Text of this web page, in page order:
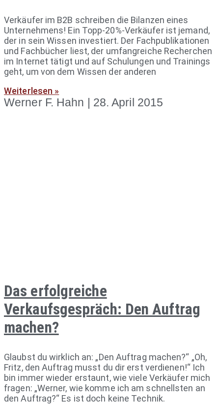
Verkäufer im B2B schreiben die Bilanzen eines
Unternehmens! Ein Topp-20%-Verkäufer ist jemand,
der in sein Wissen investiert. Der Fachpublikationen
und Fachbücher liest, der umfangreiche Recherchen
im Internet tätigt und auf Schulungen und Trainings
geht, um von dem Wissen der anderen
Weiterlesen »
Werner F. Hahn 28. April 2015
Das erfolgreiche
Verkaufsgespräch: Den Auftrag
machen?
Glaubst du wirklich an: „Den Auftrag machen?“ „Oh,
Fritz, den Auftrag musst du dir erst verdienen!“ Ich
bin immer wieder erstaunt, wie viele Verkäufer mich
fragen: „Werner, wie komme ich am schnellsten an
den Auftrag?“ Es ist doch keine Technik.